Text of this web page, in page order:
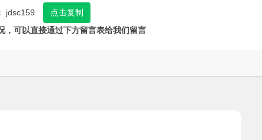
jdsc159
点击复制
，可以直接通过下方留言表给我们留言